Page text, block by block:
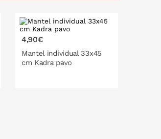
4,90€
Mantel individual 33x45
cm Kadra pavo